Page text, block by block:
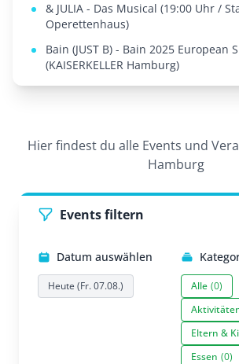
& JULIA - Das Musical (19:00 Uhr /
Operettenhaus)
Bain (JUST B) - Bain 2025 European
(KAISERKELLER Hamburg)
Hier findest du alle Events und
Hamburg
Events filtern
Datum auswählen
Heute (Fr. 07.08.) Alle (0)
Eltern &
Essen (0)